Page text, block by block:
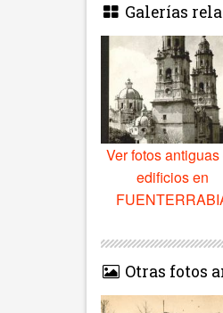
Galerías
Ver fotos
edificios en
Otras fotos